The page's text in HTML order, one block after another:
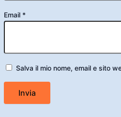
Email *
Salva il mio nome, email e sito